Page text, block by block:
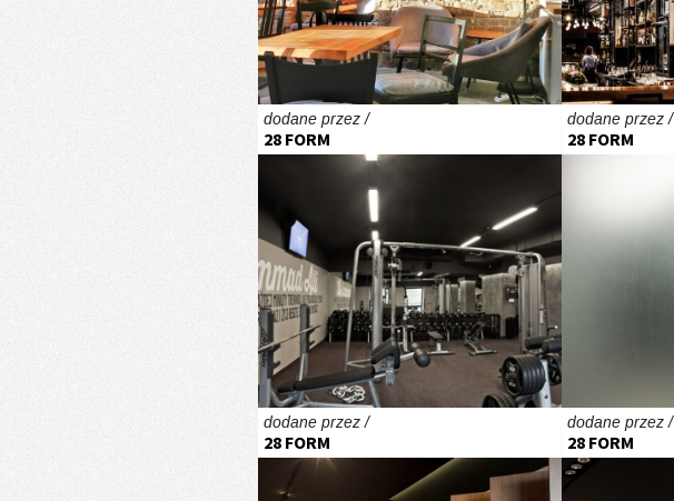
dodane przez /
28 FORM
dodane przez /
28 FORM
dodane przez /
28 FORM
dodane przez /
28 FORM